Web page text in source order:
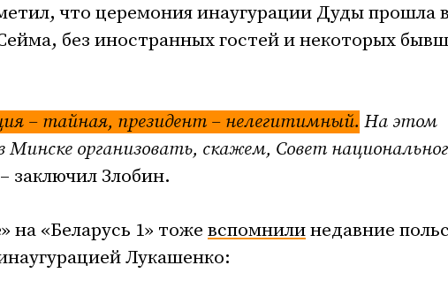
что церемония инаугурации Дуды прошла
без иностранных гостей и некоторых
– тайная, президент – нелегитимный. На этом
Минске организовать, скажем, Совет
заключил Злобин.
на «Беларусь 1» тоже вспомнилинедавние
Лукашенко: